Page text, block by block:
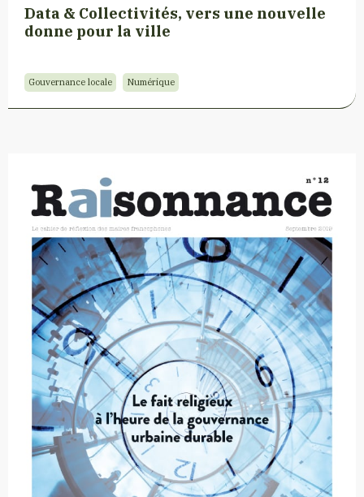
Data & Collectivités, vers une nouvelle
donne pour la ville
Gouvernance locale Numérique